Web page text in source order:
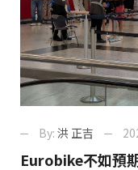
By: 洪 正吉
Eurobike不如預